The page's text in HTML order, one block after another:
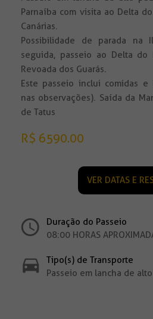
Parnaíba com visita ao Delta
Canárias.
Possibilidade de parada na
seguida, passeio ao Delta do
Revoada dos Guarás.
Este passeio inclui comidas
nas observações). Saída da
de Tatus
R$ 6590.00
VER DATAS E
Duração do Passeio
08:00 HORAS
Tipo(s) de Transporte
Passeio em lancha de